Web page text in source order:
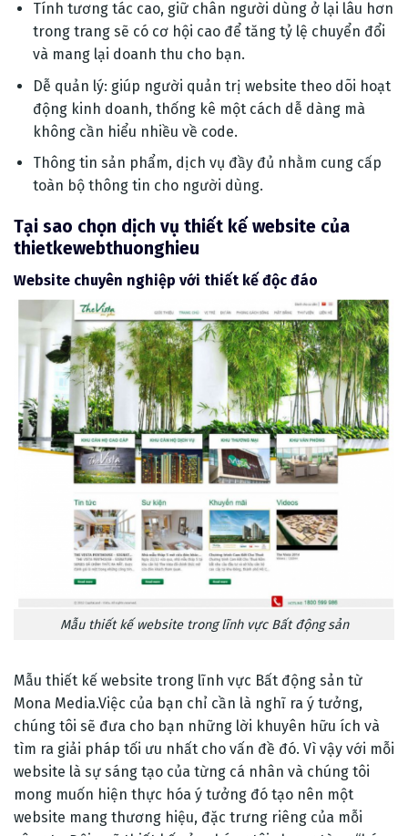
Tính tương tác cao, giữ chân người dùng ở lại lâu hơn
trong trang sẽ có cơ hội cao để tăng tỷ lệ chuyển đổi
và mang lại doanh thu cho bạn.
Dễ quản lý: giúp người quản trị website theo dõi hoạt
động kinh doanh, thống kê một cách dễ dàng mà
không cần hiểu nhiều về code.
Thông tin sản phẩm, dịch vụ đầy đủ nhằm cung cấp
toàn bộ thông tin cho người dùng.
Tại sao chọn dịch vụ thiết kế website của
thietkewebthuonghieu
Website chuyên nghiệp với thiết kế độc đáo
Mẫu thiết kế website trong lĩnh vực Bất động sản
Mẫu thiết kế website trong lĩnh vực Bất động sản từ
Mona Media.Việc của bạn chỉ cần là nghĩ ra ý tưởng,
chúng tôi sẽ đưa cho bạn những lời khuyên hữu ích và
tìm ra giải pháp tối ưu nhất cho vấn đề đó. Vì vậy với mỗi
website là sự sáng tạo của từng cá nhân và chúng tôi
mong muốn hiện thực hóa ý tưởng đó tạo nên một
website mang thương hiệu, đặc trưng riêng của mỗi